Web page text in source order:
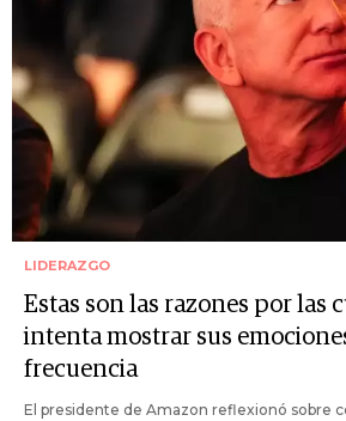
LIDERAZGO
Estas son las razones por las
intenta mostrar sus
frecuencia
El presidente de Amazon reflexionó sobre